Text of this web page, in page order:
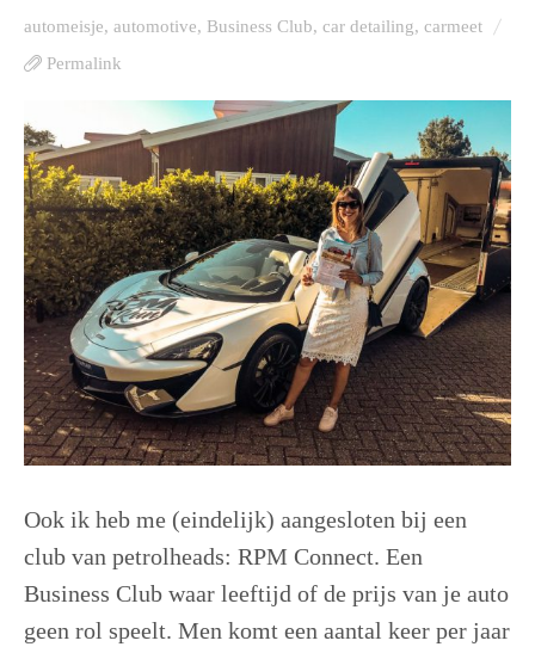
automeisje, automotive, Business Club, car detailing, carmeet
Permalink
Ook ik heb me (eindelijk) aangesloten bij een
club van petrolheads: RPM Connect. Een
Business Club waar leeftijd of de prijs van je auto
geen rol speelt. Men komt een aantal keer per jaar